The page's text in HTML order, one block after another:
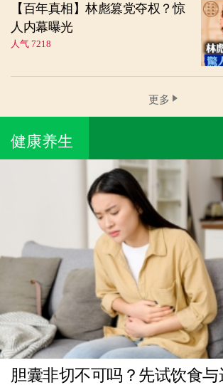
【百年真相】林彪篡党夺权？惊
人内幕曝光
人气 7218
更多
健康养生
胆囊非切不可吗？先试饮食